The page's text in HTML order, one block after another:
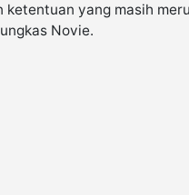
ketentuan yang masih
Novie.